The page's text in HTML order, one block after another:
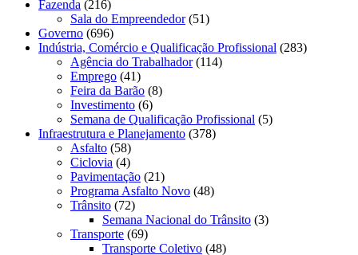
Fazenda (216)
Sala do Empreendedor(51)
Governo (696)
Indústria, Comércio e Qualificação Profissional (283)
Agência do Trabalhador(114)
Emprego (41)
Feira da Barão (8)
Investimento (6)
Semana de Qualificação Profissional (5)
Infraestrutura e Planejamento (378)
Asfalto (58)
Ciclovia (4)
Pavimentação (21)
Programa Asfalto Novo (48)
Trânsito (72)
Semana Nacional do Trânsito (3)
Transporte (69)
Transporte Coletivo (48)